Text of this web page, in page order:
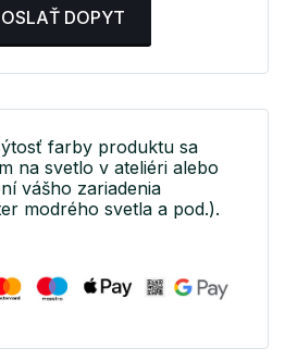
DOPYT
farby produktu sa
na svetlo v ateliéri alebo
vášho zariadenia
modrého svetla a pod.).